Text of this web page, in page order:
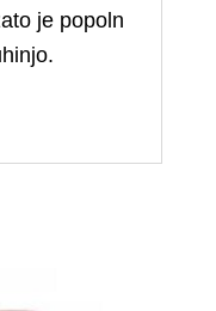
je popoln